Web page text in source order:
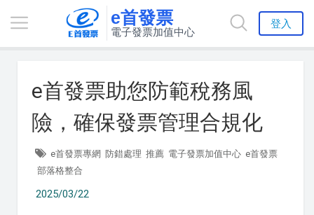
e首發票
電子發票加值中心
登入
e首發票助您防範稅務風
險，確保發票管理合規化
e首發票專網 防錯處理 推薦 電子發票加值中心 e首發票
部落格整合
2025/03/22